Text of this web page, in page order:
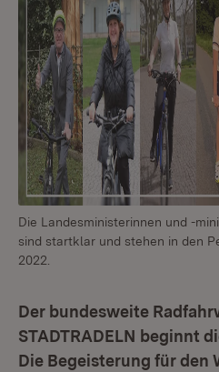
Die Landesministerinnen und -
sind startklar und stehen in den
2022.
Der bundesweite
STADTRADELN beginnt
Die Begeisterung für den